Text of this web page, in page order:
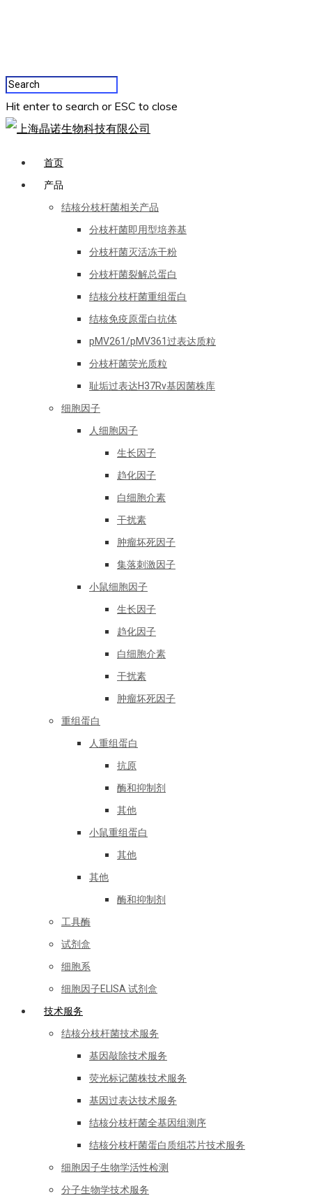
Hit enter to search or ESC to close
首页
产品
结核分枝杆菌相关产品
分枝杆菌即用型培养基
分枝杆菌灭活冻干粉
分枝杆菌裂解总蛋白
结核分枝杆菌重组蛋白
结核免疫原蛋白抗体
pMV261/pMV361过表达质粒
分枝杆菌荧光质粒
耻垢过表达H37Rv基因菌株库
细胞因子
人细胞因子
生长因子
趋化因子
白细胞介素
干扰素
肿瘤坏死因子
集落刺激因子
小鼠细胞因子
生长因子
趋化因子
白细胞介素
干扰素
肿瘤坏死因子
重组蛋白
人重组蛋白
抗原
酶和抑制剂
其他
小鼠重组蛋白
其他
其他
酶和抑制剂
工具酶
试剂盒
细胞系
细胞因子ELISA 试剂盒
技术服务
结核分枝杆菌技术服务
基因敲除技术服务
荧光标记菌株技术服务
基因过表达技术服务
结核分枝杆菌全基因组测序
结核分枝杆菌蛋白质组芯片技术服务
细胞因子生物学活性检测
分子生物学技术服务